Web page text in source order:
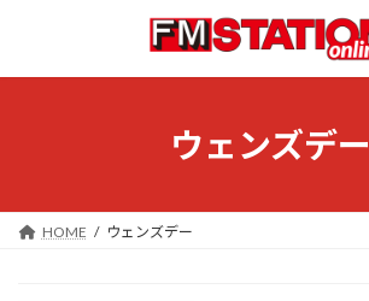
ン
ー
ウェンズデー
HOME ウェンズデー